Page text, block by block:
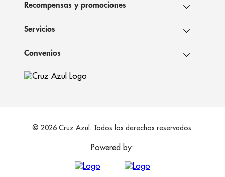
Recompensas y promociones
Servicios
Convenios
© 2026 Cruz Azul. Todos los derechos reservados.
Powered by: